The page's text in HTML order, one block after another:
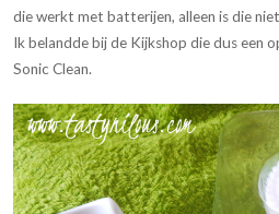
die werkt met batterijen, alleen is die
Ik belandde bij de Kijkshop die dus een
Sonic Clean.